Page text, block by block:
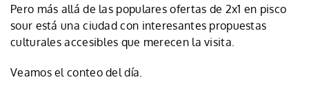
Pero más allá de las populares ofertas de 2x1 en pisco
sour está una ciudad con interesantes propuestas
culturales accesibles que merecen la visita.
Veamos el conteo del día.